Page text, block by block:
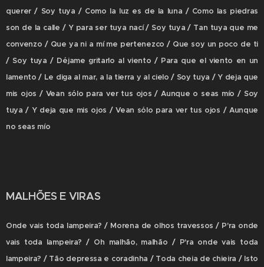
querer / Soy tuya / Como la luz es de la luna / Como las piedras
son de la calle / Y para ser tuya nací / Soy tuya / Tan tuya que me
convenzo / Que ya ni a mí me pertenezco / Que soy un poco de ti
/ Soy tuya / Déjame gritarlo al viento / Para que el viento en un
lamento / Le diga al mar, a la tierra y al cielo / Soy tuya / Y deja que
mis ojos / Vean sólo para ver tus ojos / Aunque o seas mío / Soy
tuya / Y deja que mis ojos / Vean sólo para ver tus ojos / Aunque
no seas mío
MALHÕES E VIRAS
Onde vais toda lampeira? / Morena de olhos travessos / P'ra onde
vais toda lampeira? / Oh malhão, malhão / P'ra onde vais toda
lampeira? / Tão depressa e coradinha / Toda cheia de chieira / Isto